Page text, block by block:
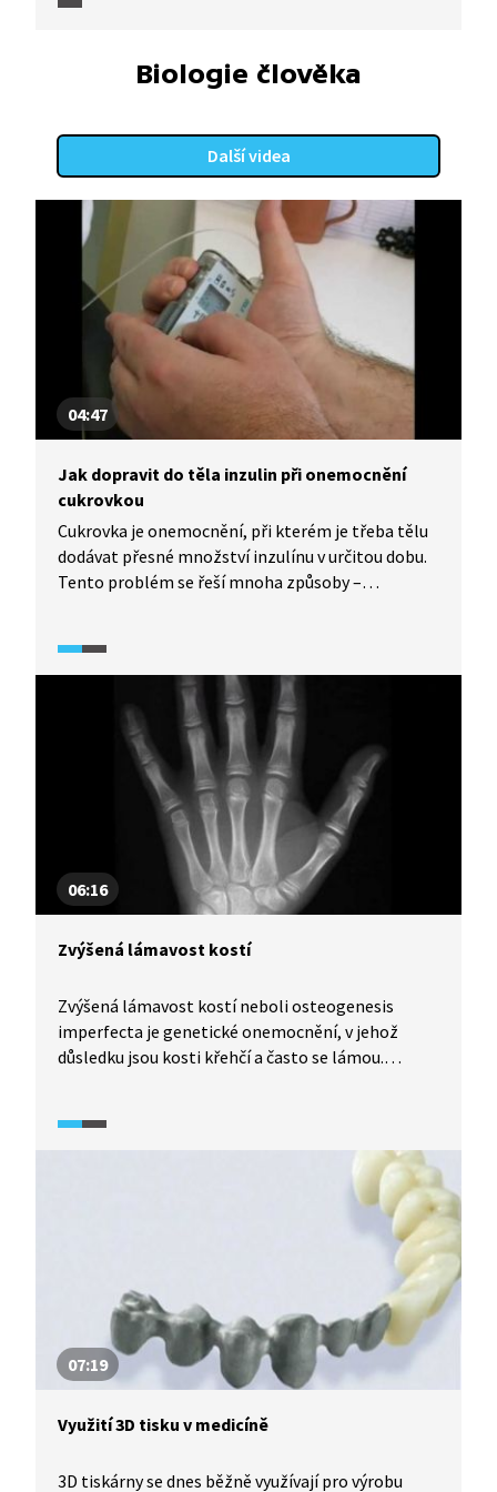
Biologie člověka
Další videa
04:47
Jak dopravit do těla inzulin při onemocnění
cukrovkou
Cukrovka je onemocnění, při kterém je třeba tělu
dodávat přesné množství inzulínu v určitou dobu.
Tento problém se řeší mnoha způsoby –
ulehčují život.
06:16
Zvýšená lámavost kostí
Zvýšená lámavost kostí neboli osteogenesis
imperfecta je genetické onemocnění, v jehož
důsledku jsou kosti křehčí a často se lámou.
jako jsou berle nebo vozíček. Lámavé kosti jsou
většinou fixovány kovovými šrouby nebo dráty.
07:19
Využití 3D tisku v medicíně
3D tiskárny se dnes běžně využívají pro výrobu